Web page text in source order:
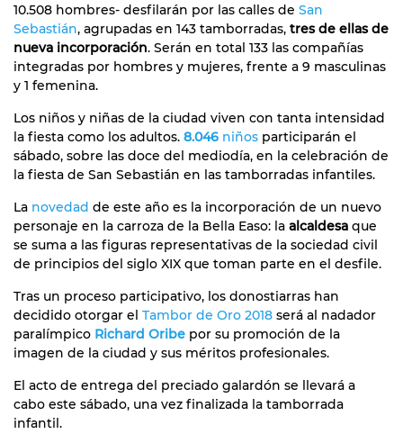
10.508 hombres- desfilarán por las calles de San
Sebastián, agrupadas en 143 tamborradas, tres de ellas de
nueva incorporación. Serán en total 133 las compañías
integradas por hombres y mujeres, frente a 9 masculinas
y 1 femenina.
Los niños y niñas de la ciudad viven con tanta intensidad
la fiesta como los adultos. 8.046 niños participarán el
sábado, sobre las doce del mediodía, en la celebración de
la fiesta de San Sebastián en las tamborradas infantiles.
La novedad de este año es la incorporación de un nuevo
personaje en la carroza de la Bella Easo: la alcaldesa que
se suma a las figuras representativas de la sociedad civil
de principios del siglo XIX que toman parte en el desfile.
Tras un proceso participativo, los donostiarras han
decidido otorgar el Tambor de Oro 2018 será al nadador
paralímpico Richard Oribe por su promoción de la
imagen de la ciudad y sus méritos profesionales.
El acto de entrega del preciado galardón se llevará a
cabo este sábado, una vez finalizada la tamborrada
infantil.